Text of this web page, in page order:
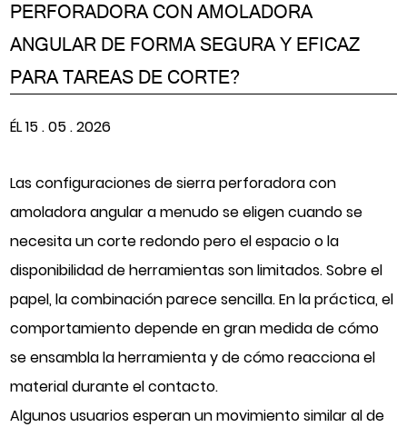
PERFORADORA CON AMOLADORA
ANGULAR DE FORMA SEGURA Y EFICAZ
PARA TAREAS DE CORTE?
ÉL 15 . 05 . 2026
Las configuraciones de sierra perforadora con
amoladora angular a menudo se eligen cuando se
necesita un corte redondo pero el espacio o la
disponibilidad de herramientas son limitados. Sobre el
papel, la combinación parece sencilla. En la práctica, el
comportamiento depende en gran medida de cómo
se ensambla la herramienta y de cómo reacciona el
material durante el contacto.
Algunos usuarios esperan un movimiento similar al de